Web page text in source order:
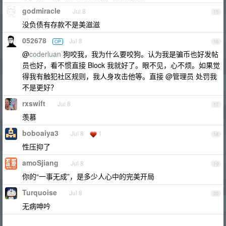
15
godmiracle Jul 8
没负债有存款不是美滋滋
16
052678 OP Jul 8
@coderluan 狗咬我，我为什么要咬狗。认为我是骗币也好发帖
员也好，看不惯直接 Block 我就好了。眼不见，心不烦。如果觉
得我有触犯社区规则，我人身攻击他等。直接 @管理员 处罚我
不是更好？
17
rxswift Jul 8
羡慕
18
boboaiya3 Jul 8 1
性压抑了
19
amoSjiang Jul 8
你的“一事无成”，是多少人心中的完美开局
20
Turquoise Jul 8
无病呻吟